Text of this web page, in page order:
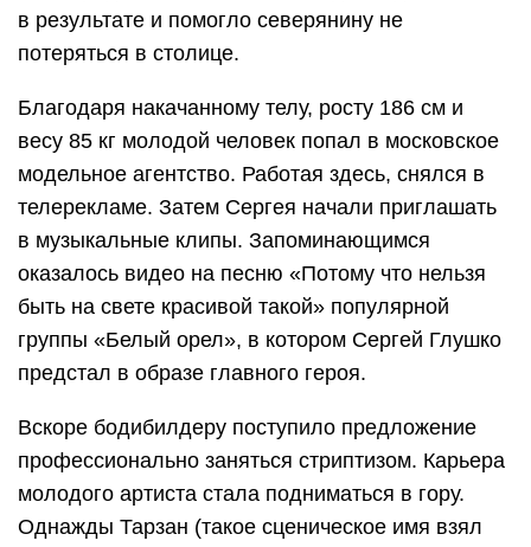
в результате и помогло северянину не
потеряться в столице.
Благодаря накачанному телу, росту 186 см и
весу 85 кг молодой человек попал в московское
модельное агентство. Работая здесь, снялся в
телерекламе. Затем Сергея начали приглашать
в музыкальные клипы. Запоминающимся
оказалось видео на песню «Потому что нельзя
быть на свете красивой такой» популярной
группы «Белый орел», в котором Сергей Глушко
предстал в образе главного героя.
Вскоре бодибилдеру поступило предложение
профессионально заняться стриптизом. Карьера
молодого артиста стала подниматься в гору.
Однажды Тарзан (такое сценическое имя взял